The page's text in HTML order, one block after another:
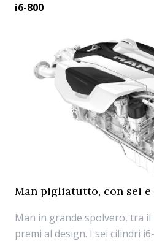
i6-800
Man pigliatutto, con sei
Man in grande spolvero, tra il
premi al design. I sei cilindri